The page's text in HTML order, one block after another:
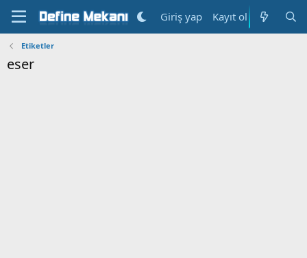
Giriş yap Kayıt ol
Etiketler
eser